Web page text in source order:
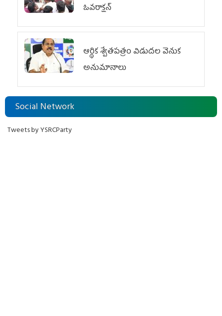
ఓవ‌రాక్ష‌న్‌
ఆర్థిక శ్వేతపత్రం విడుదల వెనుక
అనుమానాలు
Social Network
Tweets by YSRCParty